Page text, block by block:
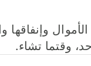
وقتما تشاء.